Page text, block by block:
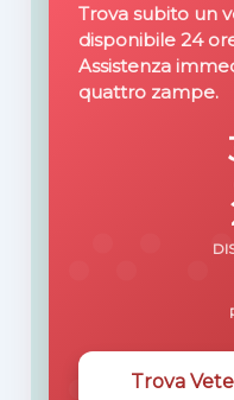
Trova subito un
disponibile 24
Assistenza
quattro zampe.
Trova